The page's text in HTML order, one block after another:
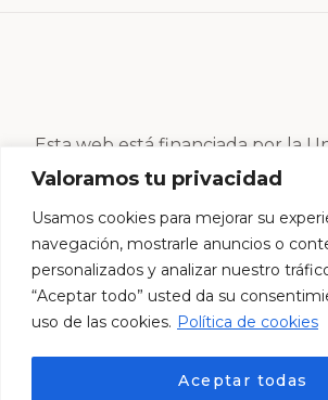
Valoramos tu privacidad
Usamos cookies para mejorar su
navegación, mostrarle anuncios o
personalizados y analizar nuestro
“Aceptar todo” usted da su
uso de las cookies. Política de cookies
Aceptar todas
Esta web está financiada por la
Next Generation EU